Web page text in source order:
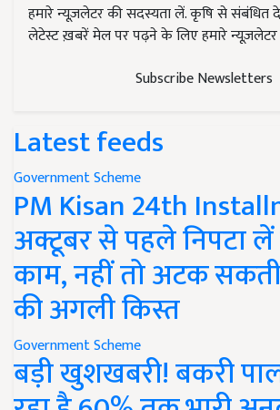
हमारे न्यूज़लेटर की सदस्यता लें. कृषि से संबंधित
लेटेस्ट ख़बरें मेल पर पढ़ने के लिए हमारे
Subscribe Newsletters
Latest feeds
Government Scheme
PM Kisan 24th
अक्टूबर से पहले निपटा
काम, नहीं तो अटक
की अगली किस्त
Government Scheme
बड़ी खुशखबरी! बकरी